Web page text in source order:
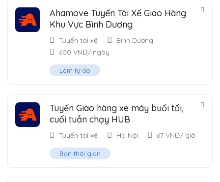
Ahamove Tuyển Tài Xế Giao Hàng
Khu Vực Bình Dương
Tuyển tài xế
Bình Dương
600 VNĐ/ ngày
Làm tự do
Tuyển Giao hàng xe máy buổi tối,
cuối tuần chạy HUB
Tuyển tài xế Hà Nội 67 VNĐ/ giờ
Bán thời gian